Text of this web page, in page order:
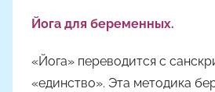
Йога для беременных.
«Йога» переводится с
«единство». Эта методика